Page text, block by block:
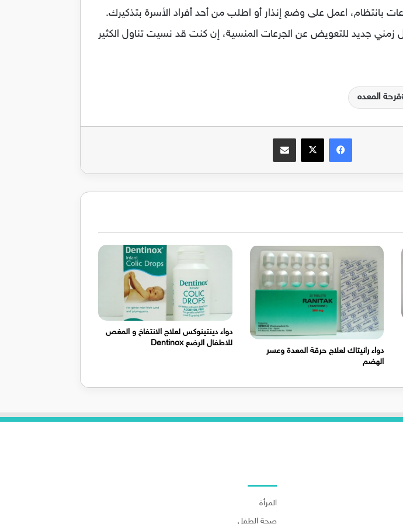
بانتظام، اعمل على وضع إنذار أو اطلب من أحد أفراد الأسرة بتذكيرك.
زمني جديد للتعويض عن الجرعات المنسية، إن كنت قد نسيت تناول الكثير
قرحة المعده
فيسبوك‫X مشاركة عبر البريد
دواء رانيتاك لعلاج حرقة المعدة وعسر
الهضم
دواء دينتينوكس لعلاج الانتفاخ و المغص
للاطفال الرضع Dentinox
المرأة
صحة الطفل